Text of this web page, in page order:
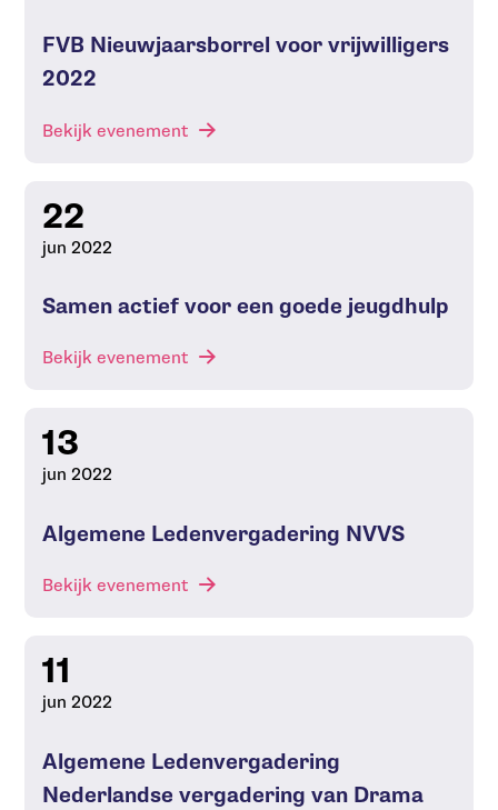
FVB Nieuwjaarsborrel voor vrijwilligers
2022
Bekijk evenement
22
jun 2022
Samen actief voor een goede jeugdhulp
Bekijk evenement
13
jun 2022
Algemene Ledenvergadering NVVS
Bekijk evenement
11
jun 2022
Algemene Ledenvergadering
Nederlandse vergadering van Drama